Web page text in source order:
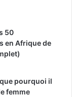
50
en Afrique de
pourquoi il
femme